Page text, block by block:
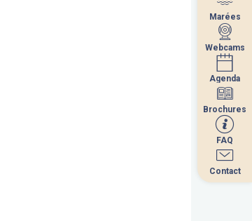
Marées
Webcams
Agenda
Brochures
FAQ
Contact